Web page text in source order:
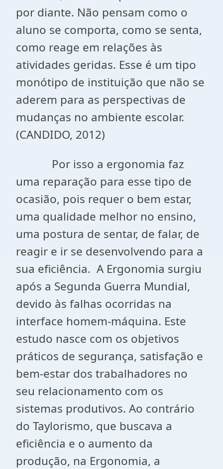
por diante. Não pensam como o
aluno se comporta, como se senta,
como reage em relações às
atividades geridas. Esse é um tipo
monótipo de instituição que não se
aderem para as perspectivas de
mudanças no ambiente escolar.
(CANDIDO, 2012)
Por isso a ergonomia faz
uma reparação para esse tipo de
ocasião, pois requer o bem estar,
uma qualidade melhor no ensino,
uma postura de sentar, de falar, de
reagir e ir se desenvolvendo para a
sua eficiência. A Ergonomia surgiu
após a Segunda Guerra Mundial,
devido às falhas ocorridas na
interface homem-máquina. Este
estudo nasce com os objetivos
práticos de segurança, satisfação e
bem-estar dos trabalhadores no
seu relacionamento com os
sistemas produtivos. Ao contrário
do Taylorismo, que buscava a
eficiência e o aumento da
produção, na Ergonomia, a